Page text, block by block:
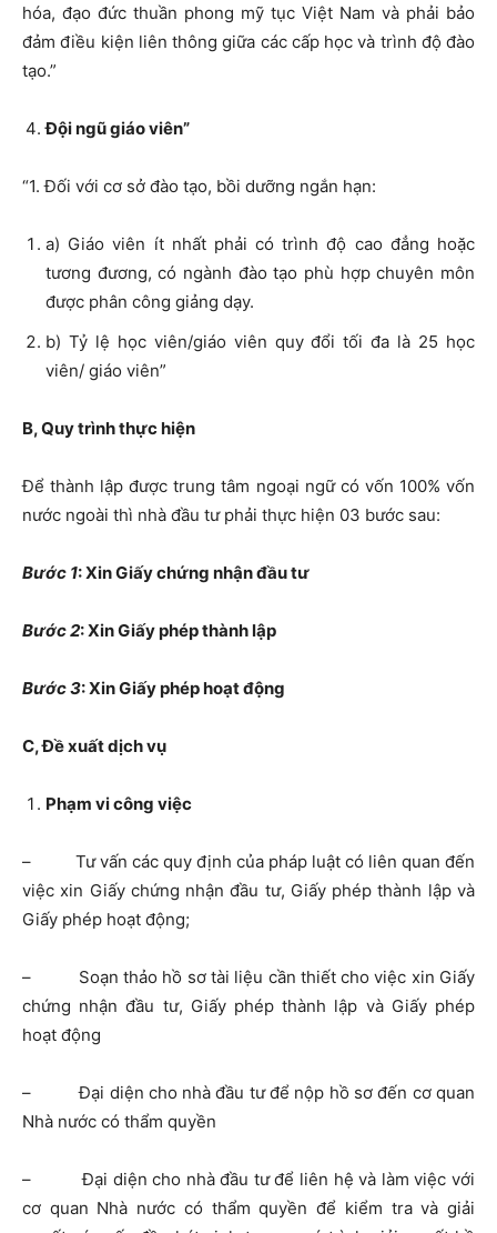
hóa, đạo đức thuần phong mỹ tục Việt Nam và phải bảo
đảm điều kiện liên thông giữa các cấp học và trình độ đào
tạo.”
Đội ngũ giáo viên”
“1. Đối với cơ sở đào tạo, bồi dưỡng ngắn hạn:
a) Giáo viên ít nhất phải có trình độ cao đẳng hoặc
tương đương, có ngành đào tạo phù hợp chuyên môn
được phân công giảng dạy.
b) Tỷ lệ học viên/giáo viên quy đổi tối đa là 25 học
viên/ giáo viên”
B, Quy trình thực hiện
Để thành lập được trung tâm ngoại ngữ có vốn 100% vốn
nước ngoài thì nhà đầu tư phải thực hiện 03 bước sau:
Bước 1: Xin Giấy chứng nhận đầu tư
Bước 2: Xin Giấy phép thành lập
Bước 3: Xin Giấy phép hoạt động
C, Đề xuất dịch vụ
Phạm vi công việc
– Tư vấn các quy định của pháp luật có liên quan đến
việc xin Giấy chứng nhận đầu tư, Giấy phép thành lập và
Giấy phép hoạt động;
– Soạn thảo hồ sơ tài liệu cần thiết cho việc xin Giấy
chứng nhận đầu tư, Giấy phép thành lập và Giấy phép
hoạt động
– Đại diện cho nhà đầu tư để nộp hồ sơ đến cơ quan
Nhà nước có thẩm quyền
– Đại diện cho nhà đầu tư để liên hệ và làm việc với
cơ quan Nhà nước có thẩm quyền để kiểm tra và giải